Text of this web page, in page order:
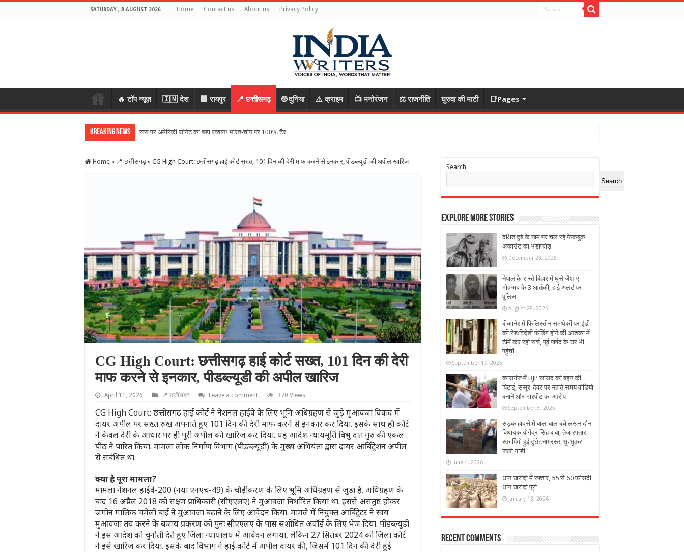
SATURDAY , 8 AUGUST 2026 Home Contact us About us Privacy Policy
🔥 टॉप न्यूज़ 🇮🇳 देश 🏢 रायपुर 📍 छत्तीसगढ़ 🌐 दुनिया ⚠️ क्राइम 📺 मनोरंजन ⚖️ राजनीति घुरुवा की माटी 📑Pages
Breaking News रूस पर अमेरिकी सीनेट का बड़ा एक्शन! भारत-चीन पर 100% टैरिफ का रास्ता साफ, अब ट्
Home » 📍 छत्तीसगढ़ » CG High Court: छत्तीसगढ़ हाई कोर्ट सख्त, 101 दिन की देरी माफ करने से इनकार, पीडब्ल्यूडी की अपील खारिज
CG High Court: छत्तीसगढ़ हाई कोर्ट सख्त, 101 दिन की देरी
माफ करने से इनकार, पीडब्ल्यूडी की अपील खारिज
April 11, 2026 📍 छत्तीसगढ़ Leave a comment 370 Views
CG High Court: छत्तीसगढ़ हाई कोर्ट ने नेशनल हाईवे के लिए भूमि अधिग्रहण से जुड़े मुआवजा विवाद में
दायर अपील पर सख्त रुख अपनाते हुए 101 दिन की देरी माफ करने से इनकार कर दिया. इसके साथ ही कोर्ट
ने केवल देरी के आधार पर ही पूरी अपील को खारिज कर दिया. यह आदेश न्यायमूर्ति बिभु दत्त गुरु की एकल
पीठ ने पारित किया. मामला लोक निर्माण विभाग (पीडब्ल्यूडी) के मुख्य अभियंता द्वारा दायर आर्बिट्रेशन अपील
से संबंधित था.
क्या है पूरा मामला?
मामला नेशनल हाईवे-200 (नया एनएच-49) के चौड़ीकरण के लिए भूमि अधिग्रहण से जुड़ा है. अधिग्रहण के
बाद 16 अप्रैल 2018 को सक्षम प्राधिकारी (सीएएलए) ने मुआवजा निर्धारित किया था. इससे असंतुष्ट होकर
जमीन मालिक चमेली बाई ने मुआवजा बढ़ाने के लिए आवेदन किया. मामले में नियुक्त आर्बिट्रेटर ने स्वयं
मुआवजा तय करने के बजाय प्रकरण को पुनः सीएएलए के पास संशोधित अवॉर्ड के लिए भेज दिया. पीडब्ल्यूडी
ने इस आदेश को चुनौती देते हुए जिला न्यायालय में आवेदन लगाया, लेकिन 27 सितंबर 2024 को जिला कोर्ट
ने इसे खारिज कर दिया. इसके बाद विभाग ने हाई कोर्ट में अपील दायर की, जिसमें 101 दिन की देरी हुई.
Search
Search
Explore More Stories
दक्षित दुबे के नाम पर चल रहे फेकबुक
अकाउंट का भंडाफोड़
December 23, 2025
नेपाल के रास्ते बिहार में घुसे जैश-ए-
मोहम्मद के 3 आतंकी, हाई अलर्ट पर
पुलिस
August 28, 2025
बीकानेर में फिलिस्तीन समर्थकों पर ईडी
की रेड:विदेशी फंडिंग होने की आशंका में
टीमें कर रही सर्च, पूर्व पार्षद के घर भी
पहुंची
September 17, 2025
कासगंज में BJP सांसद की बहन की
पिटाई, ससुर-देवर पर नहाते समय वीडियो
बनाने और मारपीट का आरोप
September 8, 2025
सड़क हादसे में बाल-बाल बचे लखनादौन
विधायक योगेंद्र सिंह बाबा, तेज रफ्तार
स्कार्पियो हुई दुर्घटनाग्रस्त, धू-धूकर
जली गाड़ी
June 4, 2026
धान खरीदी में रफ्तार, 55 से 60 फीसदी
धान खरीदी पूरी
January 13, 2026
Recent Comments